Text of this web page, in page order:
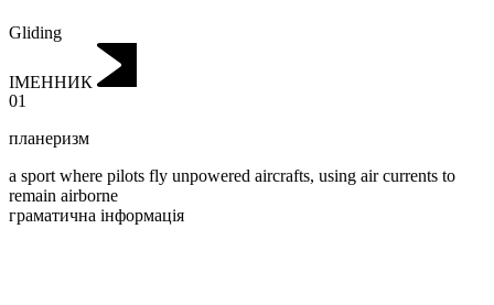
Gliding
ІМЕННИК
01
планеризм
a sport where pilots fly unpowered aircrafts, using air currents to
remain airborne
граматична інформація